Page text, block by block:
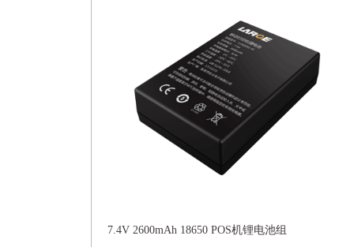
7.4V 2600mAh 18650 POS机锂电池组